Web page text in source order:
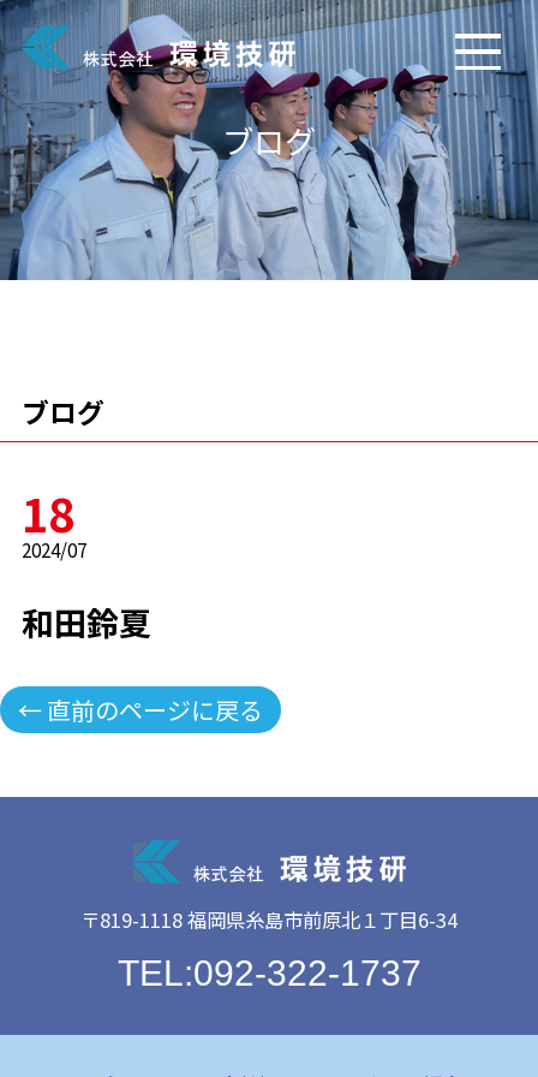
ブログ
ブログ
18
2024/07
和田鈴夏
← 直前のページに戻る
〒819-1118 福岡県糸島市前原北１丁目6-34
TEL:092-322-1737